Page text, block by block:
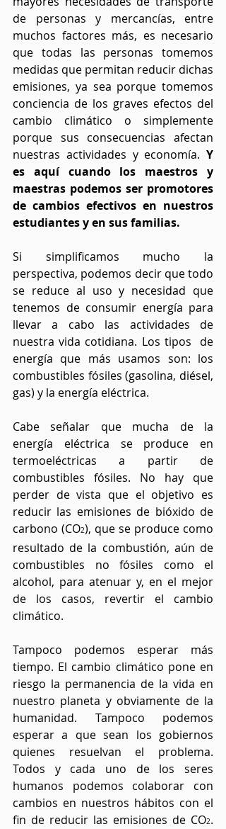
de personas y mercancías, entre
muchos factores más, es necesario
que todas las personas tomemos
medidas que permitan reducir dichas
emisiones, ya sea porque tomemos
conciencia de los graves efectos del
cambio climático o simplemente
porque sus consecuencias afectan
nuestras actividades y economía. Y
es aquí cuando los maestros y
maestras podemos ser promotores
de cambios efectivos en nuestros
estudiantes y en sus familias.
Si simplificamos mucho la
perspectiva, podemos decir que todo
se reduce al uso y necesidad que
tenemos de consumir energía para
llevar a cabo las actividades de
nuestra vida cotidiana. Los tipos  de
energía que más usamos son: los
combustibles fósiles (gasolina, diésel,
gas) y la energía eléctrica.
Cabe señalar que mucha de la
energía eléctrica se produce en
termoeléctricas a partir de
combustibles fósiles. No hay que
perder de vista que el objetivo es
reducir las emisiones de bióxido de
carbono (CO2), que se produce como
resultado de la combustión, aún de
combustibles no fósiles como el
alcohol, para atenuar y, en el mejor
de los casos, revertir el cambio
climático.
Tampoco podemos esperar más
tiempo. El cambio climático pone en
riesgo la permanencia de la vida en
nuestro planeta y obviamente de la
humanidad. Tampoco podemos
esperar a que sean los gobiernos
quienes resuelvan el problema.
Todos y cada uno de los seres
humanos podemos colaborar con
cambios en nuestros hábitos con el
fin de reducir las emisiones de CO2.